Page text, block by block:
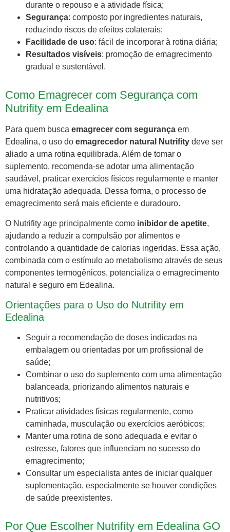
durante o repouso e a atividade física;
Segurança: composto por ingredientes naturais,
reduzindo riscos de efeitos colaterais;
Facilidade de uso: fácil de incorporar à rotina diária;
Resultados visíveis: promoção de emagrecimento
gradual e sustentável.
Como Emagrecer com Segurança com
Nutrifity em Edealina
Para quem busca emagrecer com segurança em
Edealina, o uso do emagrecedor natural Nutrifity deve ser
aliado a uma rotina equilibrada. Além de tomar o
suplemento, recomenda-se adotar uma alimentação
saudável, praticar exercícios físicos regularmente e manter
uma hidratação adequada. Dessa forma, o processo de
emagrecimento será mais eficiente e duradouro.
O Nutrifity age principalmente como inibidor de apetite,
ajudando a reduzir a compulsão por alimentos e
controlando a quantidade de calorias ingeridas. Essa ação,
combinada com o estímulo ao metabolismo através de seus
componentes termogênicos, potencializa o emagrecimento
natural e seguro em Edealina.
Orientações para o Uso do Nutrifity em
Edealina
Seguir a recomendação de doses indicadas na
embalagem ou orientadas por um profissional de
saúde;
Combinar o uso do suplemento com uma alimentação
balanceada, priorizando alimentos naturais e
nutritivos;
Praticar atividades físicas regularmente, como
caminhada, musculação ou exercícios aeróbicos;
Manter uma rotina de sono adequada e evitar o
estresse, fatores que influenciam no sucesso do
emagrecimento;
Consultar um especialista antes de iniciar qualquer
suplementação, especialmente se houver condições
de saúde preexistentes.
Por Que Escolher Nutrifity em Edealina GO